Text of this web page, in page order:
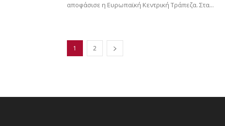
αποφάσισε η Ευρωπαϊκή Κεντρική Τράπεζα. Στα...
1 2